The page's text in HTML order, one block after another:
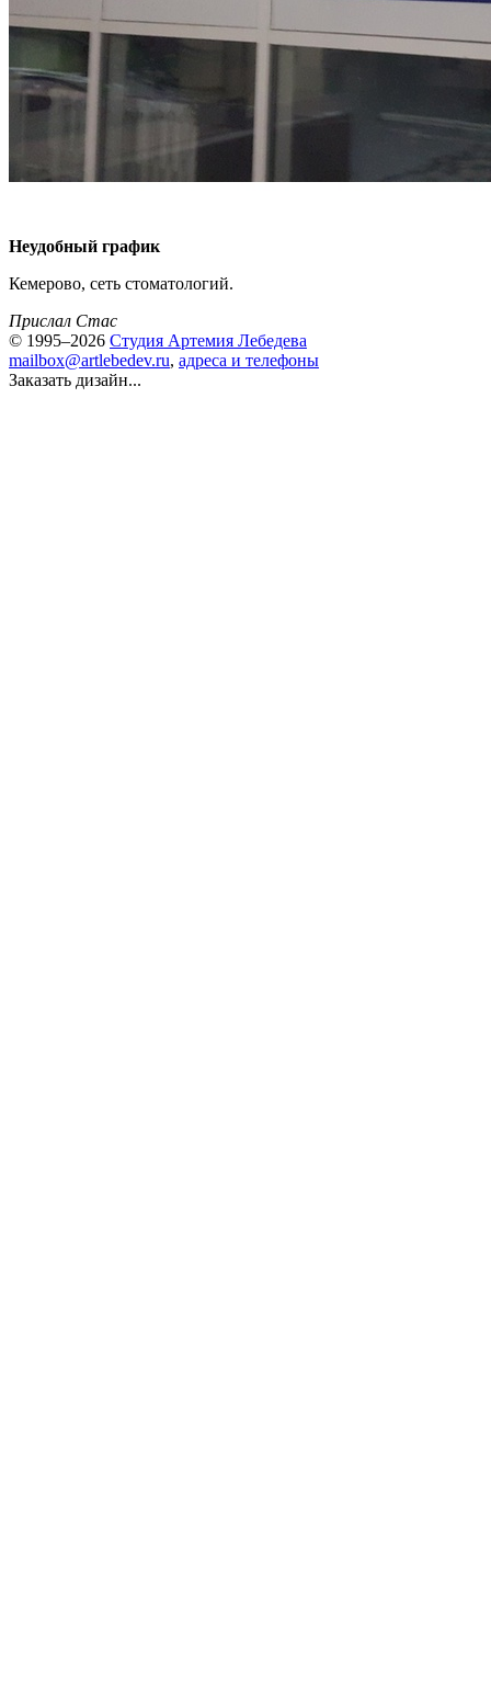
Неудобный график
Кемерово, сеть стоматологий.
Прислал Стас
© 1995–2026 Студия Артемия Лебедева
mailbox@artlebedev.ru, адреса и телефоны
Заказать дизайн...